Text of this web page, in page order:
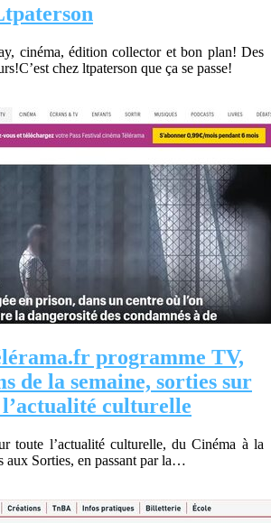
cinéma, édition collector et bon plan! Des
chez ltpaterson que ça se passe!
programme TV,
de la semaine, sorties sur
culturelle
toute l’actualité culturelle, du Cinéma à la
aux Sorties, en passant par la…